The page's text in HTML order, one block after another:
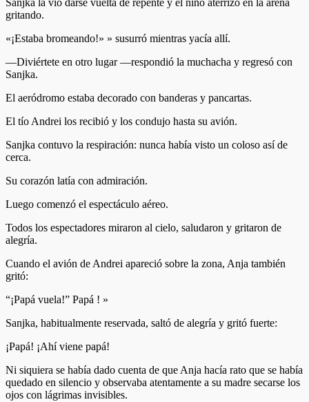
gritando.
«¡Estaba bromeando!» » susurró mientras yacía allí.
—Diviértete en otro lugar —respondió la muchacha y regresó con
Sanjka.
El aeródromo estaba decorado con banderas y pancartas.
El tío Andrei los recibió y los condujo hasta su avión.
Sanjka contuvo la respiración: nunca había visto un coloso así de
cerca.
Su corazón latía con admiración.
Luego comenzó el espectáculo aéreo.
Todos los espectadores miraron al cielo, saludaron y gritaron de
alegría.
Cuando el avión de Andrei apareció sobre la zona, Anja también
gritó:
“¡Papá vuela!” Papá ! »
Sanjka, habitualmente reservada, saltó de alegría y gritó fuerte:
¡Papá! ¡Ahí viene papá!
Ni siquiera se había dado cuenta de que Anja hacía rato que se había
quedado en silencio y observaba atentamente a su madre secarse los
ojos con lágrimas invisibles.